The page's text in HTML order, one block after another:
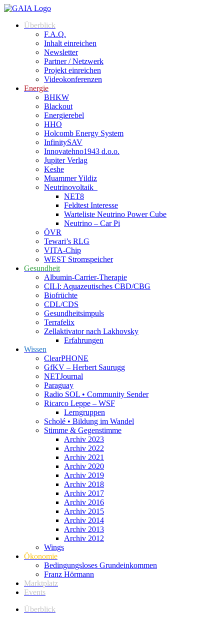
Überblick
F.A.Q.
Inhalt einreichen
Newsletter
Partner / Netzwerk
Projekt einreichen
Videokonferenzen
Energie
BHKW
Blackout
Energierebel
HHO
Holcomb Energy System
InfinitySAV
Innovatehno1943 d.o.o.
Jupiter Verlag
Keshe
Muammer Yildiz
Neutrinovoltaik
NET8
Feldtest Interesse
Warteliste Neutrino Power Cube
Neutrino – Car Pi
ÖVR
Tewari’s RLG
VITA-Chip
WEST Stromspeicher
Gesundheit
Albumin-Carrier-Therapie
CILI: Aquazeutisches CBD/CBG
Biofrüchte
CDL/CDS
Gesundheitsimpuls
Terrafelix
Zellaktivator nach Lakhovsky
Erfahrungen
Wissen
ClearPHONE
GfKV – Herbert Saurugg
NETJournal
Paraguay
Radio SOL • Community Sender
Ricarco Leppe – WSF
Lerngruppen
Scholé • Bildung im Wandel
Stimme & Gegenstimme
Archiv 2023
Archiv 2022
Archiv 2021
Archiv 2020
Archiv 2019
Archiv 2018
Archiv 2017
Archiv 2016
Archiv 2015
Archiv 2014
Archiv 2013
Archiv 2012
Wings
Ökonomie
Bedingungsloses Grundeinkommen
Franz Hörmann
Marktplatz
Events
Überblick